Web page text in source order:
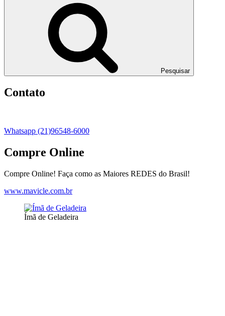
Pesquisar
Contato
Whatsapp (21)96548-6000
Compre Online
Compre Online! Faça como as Maiores REDES do Brasil!
www.mavicle.com.br
Ímã de Geladeira